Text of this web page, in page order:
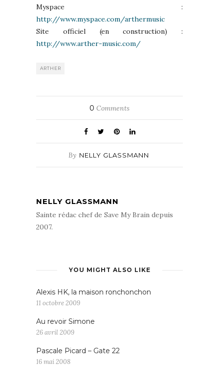
Myspace :
http://www.myspace.com/arthermusic
Site officiel (en construction) :
http://www.arther-music.com/
ARTHER
0 Comments
By NELLY GLASSMANN
NELLY GLASSMANN
Sainte rédac chef de Save My Brain depuis
2007.
YOU MIGHT ALSO LIKE
Alexis HK, la maison ronchonchon
11 octobre 2009
Au revoir Simone
26 avril 2009
Pascale Picard – Gate 22
16 mai 2008